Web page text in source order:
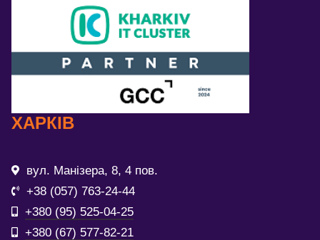
ХАРКІВ
вул. Манізера, 8, 4 пов.
+38 (057) 763-24-44
+380 (95) 525-04-25
+380 (67) 577-82-21